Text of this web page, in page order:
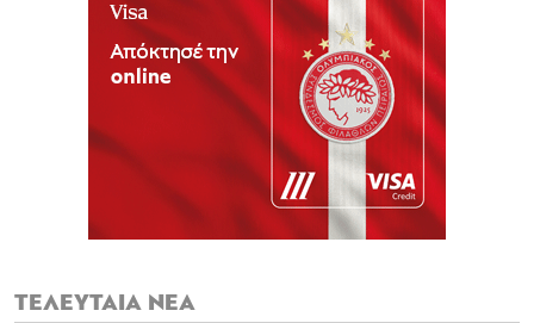
ΤΕΛΕΥΤΑΙΑ ΝΕΑ